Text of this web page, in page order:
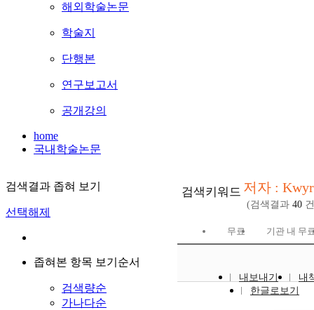
해외학술논문
학술지
단행본
연구보고서
공개강의
home
국내학술논문
검색결과 좁혀 보기
선택해제
좁혀본 항목 보기순서
검색량순
가나다순
검색키워드 저자 :
(검색결과 40
무료 기관 내 무
내보내기
내
한글로보기